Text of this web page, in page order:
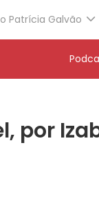
Patrícia Galvão
por